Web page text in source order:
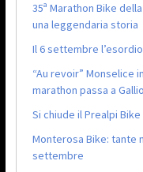
35ª Marathon Bike
una leggendaria storia
Il 6 settembre
“Au revoir” Monselice
marathon passa a Gallio
Si chiude il Prealpi
Monterosa Bike: tante
settembre